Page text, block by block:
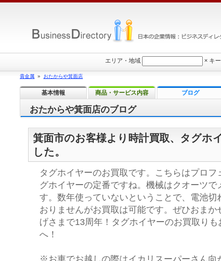
おたからや箕面店のブログ
箕面市のお客様より時計買取、タグホ
した。
タグホイヤーのお買取です。こちらはプロフ
グホイヤーの定番ですね。機械はクオーツで
す。数年使っていないということで、電池切
おりませんがお買取は可能です。ぜひおまか
げさまで13周年！タグホイヤーのお買取り
へ！
※お車でお越しの際はイカリスーパーさん向
エリア・地域 × キ
貴金属 » おたからや箕面店
基本情報 商品・サービス内容 ブログ